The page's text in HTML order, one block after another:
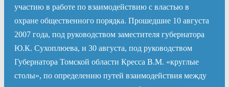
участию в работе по взаимодействию с властью в
охране общественного порядка. Прошедшие 10 августа
2007 года, под руководством заместителя губернатора
Ю.К. Сухоплюева, и 30 августа, под руководством
Губернатора Томской области Кресса В.М. «круглые
столы», по определению путей взаимодействия между